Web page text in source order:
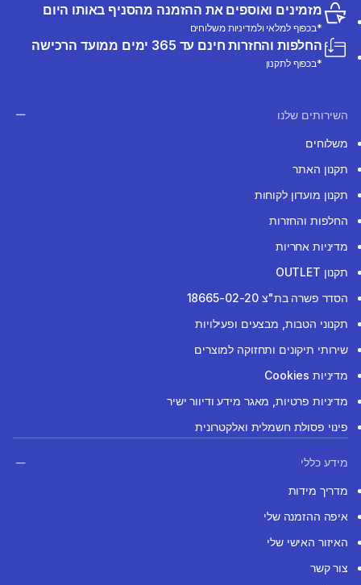
מזמינים ואוספים את ההזמנה מהסניף באותו היום
*בכפוף למלאי ולמדיניות משלוחים
החלפות והחזרות חינם עד 365 ימים ממועד הרכישה
*בכפוף לתקנון
השירותים שלנו
משלוחים
תקנון האתר
תקנון מועדון לקוחות
החלפות והחזרות
מדיניות אחריות
תקנון OUTLET
הסדר פשרה בת"צ 18665-02-20
תקנוני הטבות, מבצעים ופעילויות
שירותי תיקונים ותחזוקה למוצרים
מדיניות Cookies
מדיניות פרטיות, מאגר מידע ודיוור ישיר
פינוי פסולת חשמלית ואלקטרונית
מידע כללי
מדריך מידות
איפה ההזמנה שלי
האיזור האישי שלי
צור קשר